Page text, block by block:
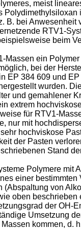
meist
bei
RTV1-
beim
ein
bei der
384 609 und
wurden.
und gemahlener
extrem
für RTV1-
nur mit
hochviskose
der Pasten
Stand
Polymere mit
einer
von
oben
der
Umsetzung
kommen,